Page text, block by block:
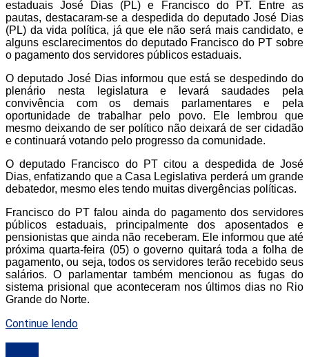
estaduais José Dias (PL) e Francisco do PT. Entre as
pautas, destacaram-se a despedida do deputado José Dias
(PL) da vida política, já que ele não será mais candidato, e
alguns esclarecimentos do deputado Francisco do PT sobre
o pagamento dos servidores públicos estaduais.
O deputado José Dias informou que está se despedindo do
plenário nesta legislatura e levará saudades pela
convivência com os demais parlamentares e pela
oportunidade de trabalhar pelo povo. Ele lembrou que
mesmo deixando de ser político não deixará de ser cidadão
e continuará votando pelo progresso da comunidade.
O deputado Francisco do PT citou a despedida de José
Dias, enfatizando que a Casa Legislativa perderá um grande
debatedor, mesmo eles tendo muitas divergências políticas.
Francisco do PT falou ainda do pagamento dos servidores
públicos estaduais, principalmente dos aposentados e
pensionistas que ainda não receberam. Ele informou que até
próxima quarta-feira (05) o governo quitará toda a folha de
pagamento, ou seja, todos os servidores terão recebido seus
salários. O parlamentar também mencionou as fugas do
sistema prisional que aconteceram nos últimos dias no Rio
Grande do Norte.
Continue lendo